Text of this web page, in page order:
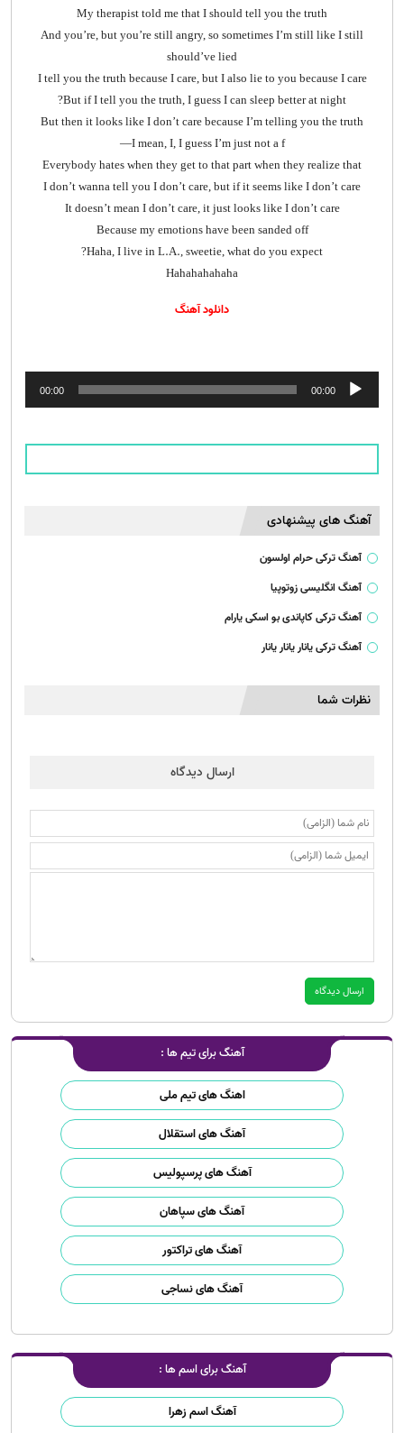
آهنگ برای تیم ها :
اهنگ های تیم ملی
آهنگ های استقلال
آهنگ های پرسپولیس
آهنگ های سپاهان
آهنگ های تراکتور
آهنگ های نساجی
آهنگ برای اسم ها :
آهنگ اسم زهرا
My therapist told me that I should tell you the truth
And you’re, but you’re still angry, so sometimes I’m still like I still
should’ve lied
I tell you the truth because I care, but I also lie to you because I care
But if I tell you the truth, I guess I can sleep better at night?
But then it looks like I don’t care because I’m telling you the truth
I mean, I, I guess I’m just not a f—
Everybody hates when they get to that part when they realize that
I don’t wanna tell you I don’t care, but if it seems like I don’t care
It doesn’t mean I don’t care, it just looks like I don’t care
Because my emotions have been sanded off
Haha, I live in L.A., sweetie, what do you expect?
Hahahahahaha
دانلود آهنگ
پخش‌کننده
صوت
00:00
00:00
آهنگ های پیشنهادی
آهنگ ترکی حرام اولسون
آهنگ انگلیسی زوتوپیا
آهنگ ترکی کاپاندی بو اسکی یارام
آهنگ ترکی یانار یانار یانار
نظرات شما
ارسال دیدگاه